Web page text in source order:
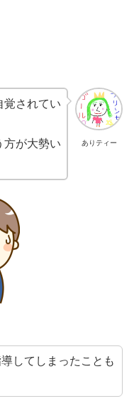
ありティー
覚されてい
方が大勢い
してしまったことも